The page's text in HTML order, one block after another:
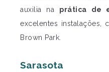
auxilia na prática de
excelentes instalações,
Brown Park.
Sarasota